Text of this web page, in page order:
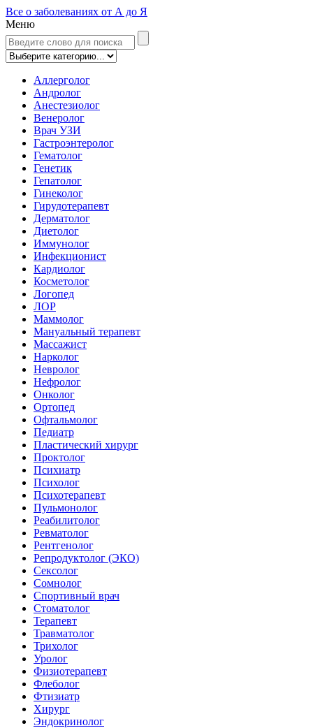
Все о заболеваниях от А до Я
Меню
Аллерголог
Андролог
Анестезиолог
Венеролог
Врач УЗИ
Гастроэнтеролог
Гематолог
Генетик
Гепатолог
Гинеколог
Гирудотерапевт
Дерматолог
Диетолог
Иммунолог
Инфекционист
Кардиолог
Косметолог
Логопед
ЛОР
Маммолог
Мануальный терапевт
Массажист
Нарколог
Невролог
Нефролог
Онколог
Ортопед
Офтальмолог
Педиатр
Пластический хирург
Проктолог
Психиатр
Психолог
Психотерапевт
Пульмонолог
Реабилитолог
Ревматолог
Рентгенолог
Репродуктолог (ЭКО)
Сексолог
Сомнолог
Спортивный врач
Стоматолог
Терапевт
Травматолог
Трихолог
Уролог
Физиотерапевт
Флеболог
Фтизиатр
Хирург
Эндокринолог